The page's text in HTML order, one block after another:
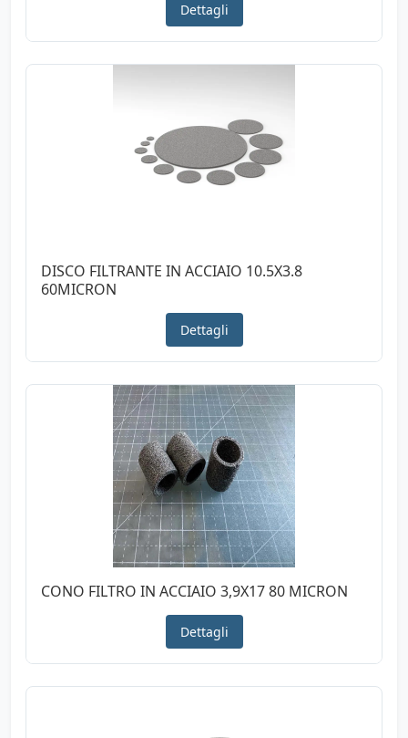
Dettagli
DISCO FILTRANTE IN ACCIAIO 10.5X3.8
60MICRON
Dettagli
CONO FILTRO IN ACCIAIO 3,9X17 80 MICRON
Dettagli